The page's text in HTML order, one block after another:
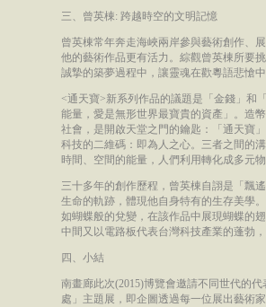
三、曾英棟: 跨越時空的文明記憶
曾英棟常年奔走海峽兩岸參與藝術創作、
他的藝術作品更有活力。綜觀曾英棟所要
誠摯的築夢過程中，讓靈魂在歡粵語悲愴
<通天寶>新系列作品的議題是「金錢」和
能量，愛是無形世界最寶貴的資產」。造
社會，是開啟天堂之門的鑰匙：「通天寶
科技的二維碼：即為人之心。三者之間的
時間、空間的能量，人們利用轉化成多元
三十多年的創作歷程，曾英棟自詡是「飄
生命的軌跡，體現他自身特有的生存美學
如蝴蝶般的兌變，在該作品中展現蝴蝶的
中間又以電路板代表台灣科技產業的蓬勃
四、小結
南畫廊此次(2015)博覽會邀請不同世代的
處」主題展，即企圖透過每一位展出藝術